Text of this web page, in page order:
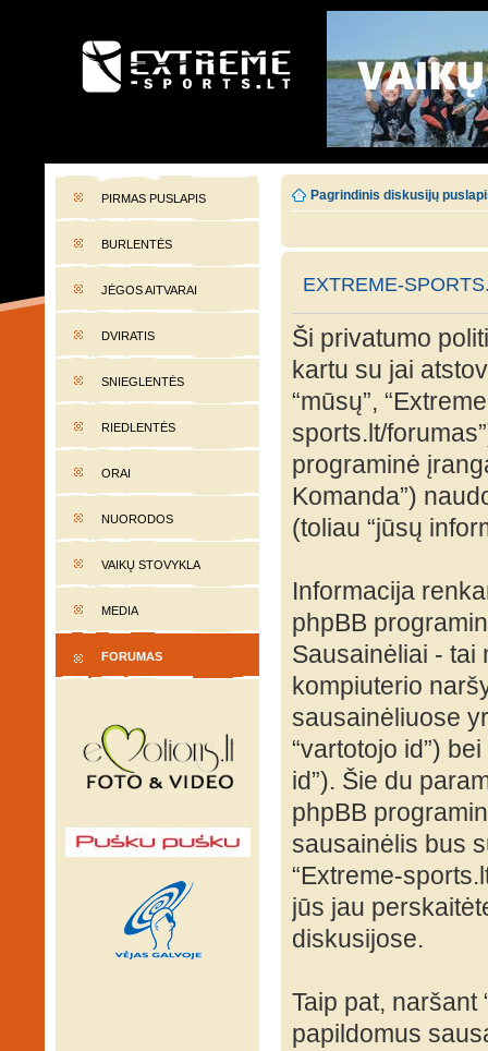
EXTREME-SPORTS.LT
PIRMAS PUSLAPIS
BURLENTĖS
JĖGOS AITVARAI
DVIRATIS
SNIEGLENTĖS
RIEDLENTĖS
ORAI
NUORODOS
VAIKŲ STOVYKLA
MEDIA
FORUMAS
Pagrindinis diskusijų
EXTREME-
Ši privatumo
kartu su jai
“mūsų”,
sports.lt/
programinė
Komanda”)
(toliau “jūsų
Informacija
phpBB
Sausainėliai - tai
kompiuterio
sausainėliuose
“vartotojo id”)
id”). Šie du
phpBB
sausainėlis bus
“Extreme-
jūs jau
diskusijose.
Taip pat, naršant
papildomus